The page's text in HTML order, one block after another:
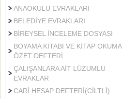
ANAOKULU EVRAKLARI
BELEDİYE EVRAKLARI
BİREYSEL İNCELEME DOSYASI
BOYAMA KİTABI VE KİTAP OKUMA
ÖZET DEFTERİ
ÇALIŞANLARA AİT LÜZUMLU
EVRAKLAR
CARİ HESAP DEFTERİ(CİLTLİ)